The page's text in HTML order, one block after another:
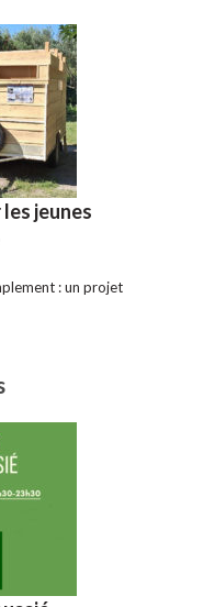
jeunes
: un projet